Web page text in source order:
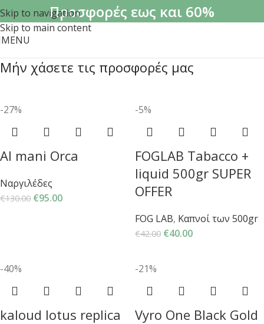
Skip to navigation
Skip to main content
Προσφορές εως και 60%
MENU
Μήν χάσετε τις προσφορές μας
-27%
Al mani Orca
Ναργιλέδες
€130.00 €95.00
-5%
FOGLAB Tabacco +
liquid 500gr SUPER
OFFER
FOG LAB, Καπνοί των 500gr
€42.00 €40.00
-40%
kaloud lotus replica
-21%
Vyro One Black Gold